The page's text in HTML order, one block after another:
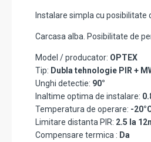
Instalare simpla cu posibilitate
Carcasa alba. Posibilitate de
Model / producator: OPTEX
Tip: Dubla tehnologie PIR +
Unghi detectie: 90°
Inaltime optima de instalare:
Temperatura de operare: -
Limitare distanta PIR: 2.5 la
Compensare termica : Da